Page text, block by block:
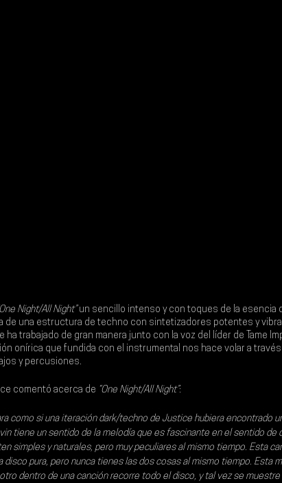
Night/All Night” un sencillo intenso y con toques de la esencia
de una estructura de techno con sintetizadores potentes y
trabajado de gran manera junto con la voz del líder de Tame
onírica que fundida con el instrumental nos hace volar a
y percusiones.
comentó acerca de “One Night/All Night”:
como si una iteración dark/techno de Justice hubiera encontrado
tiene un sentido de la melodía que es fascinante en el sentido de
simples y naturales, pero muy peculiares al mismo tiempo. Esta
disco pura, pero nunca tienes las dos cosas al mismo tiempo. Esta
dentro de una canción recorre todo el disco, y tal vez se